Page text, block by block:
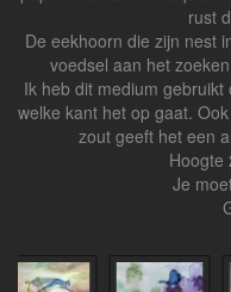
rust
De eekhoorn die zijn nest
voedsel aan het
Ik heb dit medium
welke kant het op gaat.
zout geeft het een
Hoogte
Je